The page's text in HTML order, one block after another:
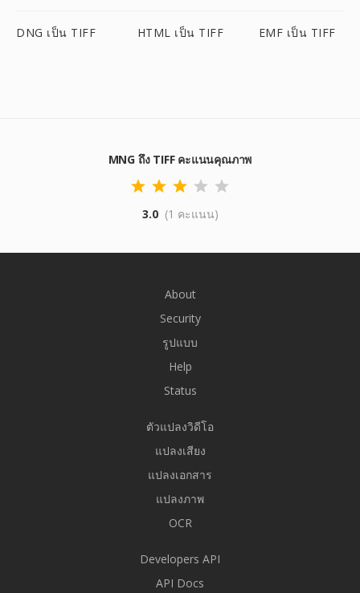
DNG เป็น TIFF HTML เป็น TIFF EMF เป็น TIFF
MNG ถึง TIFF คะแนนคุณภาพ
3.0 (1 คะแนน)
About
Security
รูปแบบ
Help
Status
ตัวแปลงวิดีโอ
แปลงเสียง
แปลงเอกสาร
แปลงภาพ
OCR
Developers API
API Docs